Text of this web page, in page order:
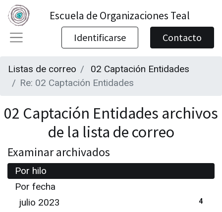
Escuela de Organizaciones Teal
Identificarse Contacto
Listas de correo
02 Captación Entidades
Re: 02 Captación Entidades
02 Captación Entidades archivos
de la lista de correo
Examinar archivados
Por hilo
Por fecha
julio 2023
4